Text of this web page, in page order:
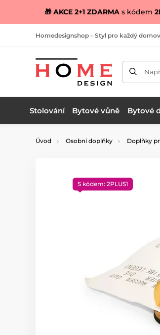
🎁 AKCE 2+1 ZDARMAs kódem
Homedesignshop – Styl pro každý domov
Stolování Bytové vůně Bytové
Úvod Osobní doplňky Doplňky
S kódem: 2PLUS1